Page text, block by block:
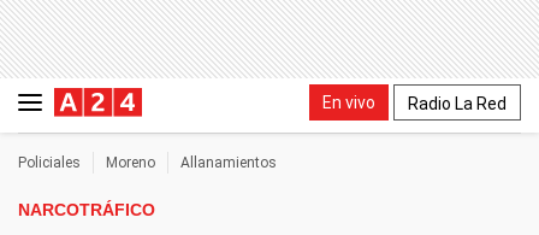
En vivo Radio La Red
Policiales Moreno Allanamientos
NARCOTRÁFICO